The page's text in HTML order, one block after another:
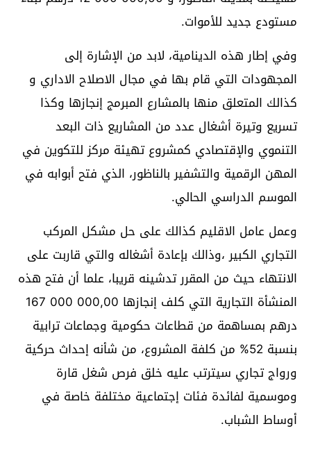
مستودع جديد للأموات.
وفي إطار هذه الدينامية، لابد من الإشارة إلى
المجهودات التي قام بها في مجال الاصلاح الاداري و
كذالك المتعلق منها بالمشارع المبرمج إنجازها وكذا
تسريع وتيرة أشغال عدد من المشاريع ذات البعد
التنموي والإقتصادي كمشروع تهيئة مركز للتكوين في
المهن الرقمية والتشفير بالناظور، الذي فتح أبوابه في
الموسم الدراسي الحالي.
وعمل عامل الاقليم كذالك على حل مشكل المركب
التجاري الكبير ،وذالك بإعادة أشغاله والتي قاربت على
الانتهاء حيث من المقرر تدشينه قريبا، علما أن فتح هذه
المنشأة التجارية التي كلف إنجازها 167 000 000,00
درهم بمساهمة من قطاعات حكومية وجماعات ترابية
بنسبة 52% من كلفة المشروع، من شأنه إحداث حركية
ورواج تجاري سيترتب عليه خلق فرص شغل قارة
وموسمية لفائدة فئات إجتماعية مختلفة خاصة في
أوساط الشباب.